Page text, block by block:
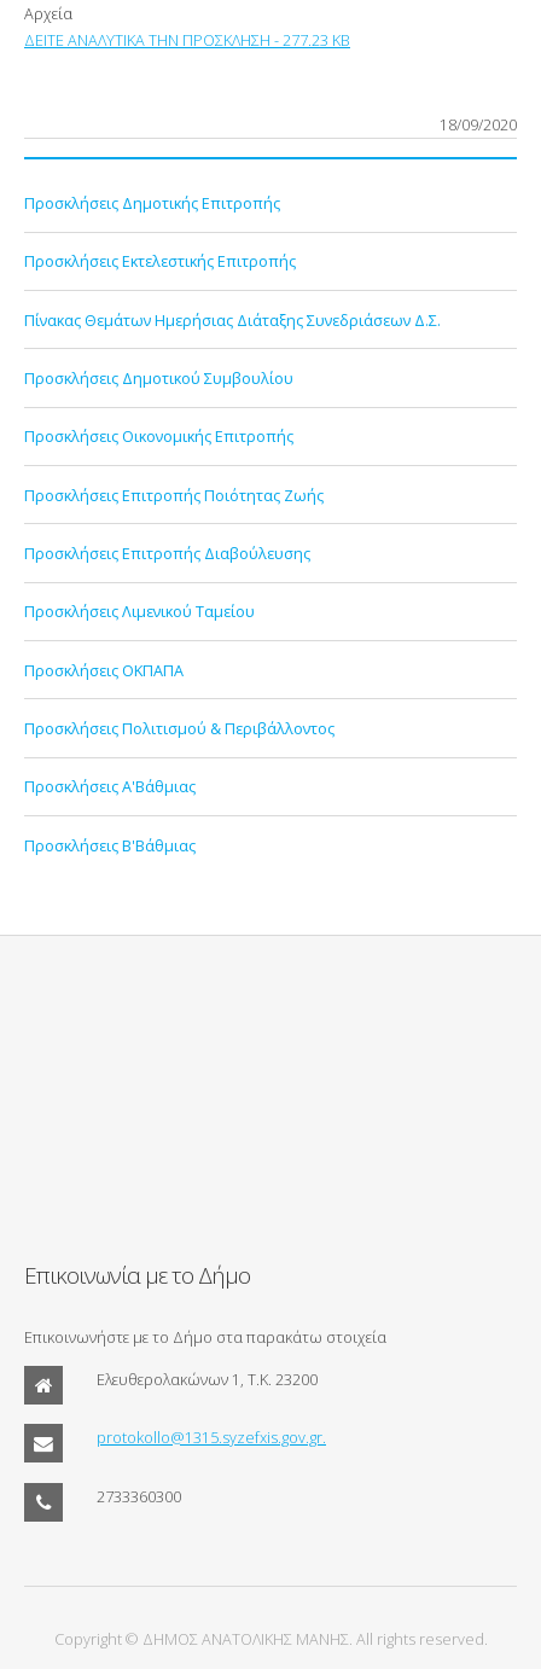
Αρχεία
ΔΕΙΤΕ ΑΝΑΛΥΤΙΚΑ ΤΗΝ ΠΡΟΣΚΛΗΣΗ - 277.23 KB
18/09/2020
Προσκλήσεις Δημοτικής Επιτροπής
Προσκλήσεις Εκτελεστικής Επιτροπής
Πίνακας Θεμάτων Ημερήσιας Διάταξης Συνεδριάσεων Δ.Σ.
Προσκλήσεις Δημοτικού Συμβουλίου
Προσκλήσεις Οικονομικής Επιτροπής
Προσκλήσεις Επιτροπής Ποιότητας Ζωής
Προσκλήσεις Επιτροπής Διαβούλευσης
Προσκλήσεις Λιμενικού Ταμείου
Προσκλήσεις ΟΚΠΑΠΑ
Προσκλήσεις Πολιτισμού & Περιβάλλοντος
Προσκλήσεις Α'Βάθμιας
Προσκλήσεις Β'Βάθμιας
Επικοινωνία με το Δήμο
Επικοινωνήστε με το Δήμο στα παρακάτω στοιχεία
Ελευθερολακώνων 1, Τ.Κ. 23200
protokollo@1315.syzefxis.gov.gr.
2733360300
Copyright © ΔΗΜΟΣ ΑΝΑΤΟΛΙΚΗΣ ΜΑΝΗΣ. All rights reserved.